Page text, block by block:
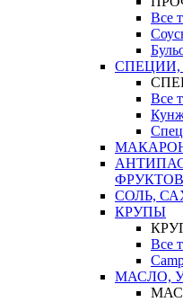
Все
Все
СОЛЬ,
КРУПЫ
Все
МАСЛО,